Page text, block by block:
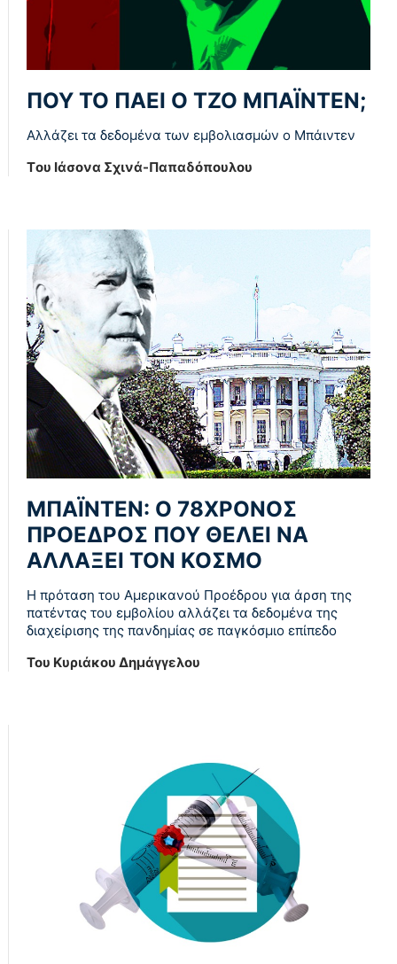
ΠΟΥ ΤΟ ΠΑΕΙ Ο ΤΖΟ ΜΠΑΪΝΤΕΝ;
Αλλάζει τα δεδομένα των εμβολιασμών ο Μπάιντεν
Tου Ιάσονα Σχινά-Παπαδόπουλου
ΜΠΑΪΝΤΕΝ: Ο 78ΧΡΟΝΟΣ
ΠΡΟΕΔΡΟΣ ΠΟΥ ΘΕΛΕΙ ΝΑ
ΑΛΛΑΞΕΙ ΤΟΝ ΚΟΣΜΟ
Η πρόταση του Αμερικανού Προέδρου για άρση της
πατέντας του εμβολίου αλλάζει τα δεδομένα της
διαχείρισης της πανδημίας σε παγκόσμιο επίπεδο
Του Κυριάκου Δημάγγελου